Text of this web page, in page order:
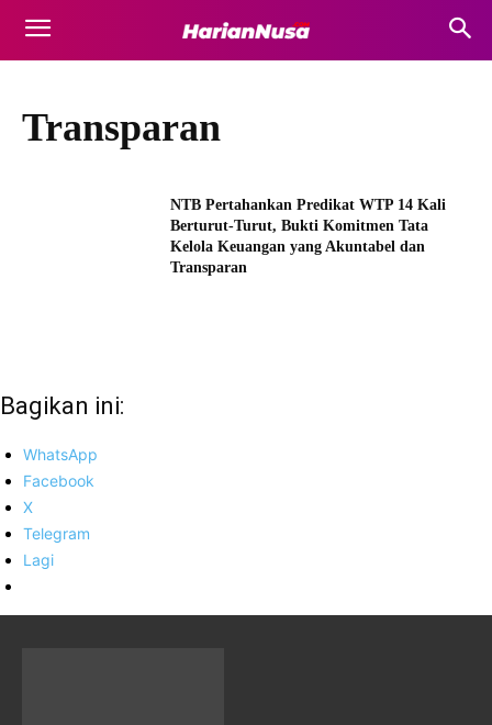
Transparan
NTB Pertahankan Predikat WTP 14 Kali
Berturut-Turut, Bukti Komitmen Tata
Kelola Keuangan yang Akuntabel dan
Transparan
Bagikan ini:
WhatsApp
Facebook
X
Telegram
Lagi